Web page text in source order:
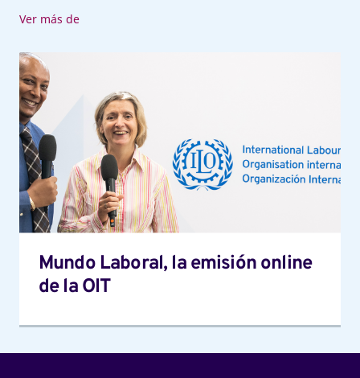
Ver más de
Mundo
Laboral,
la
emisión
online
de
la
OIT
Mundo Laboral, la emisión online
de la OIT